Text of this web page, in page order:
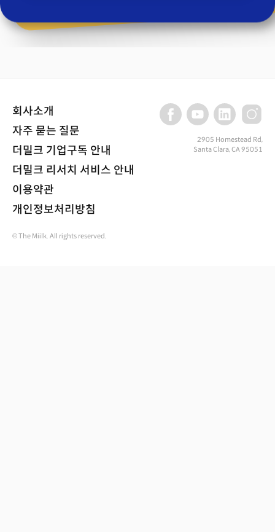
회사소개
자주 묻는 질문
더밀크 기업구독 안내
더밀크 리서치 서비스 안내
이용약관
개인정보처리방침
2905 Homestead Rd,
Santa Clara, CA 95051
© The Miilk. All rights reserved.